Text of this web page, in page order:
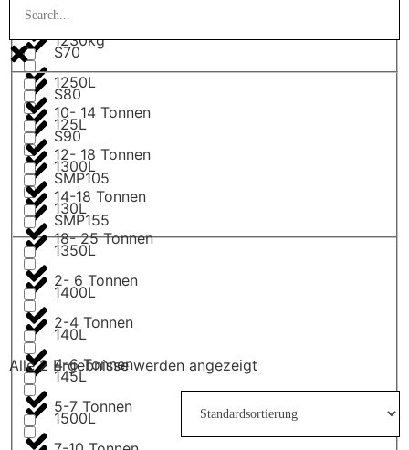
S60
S70
S80
S90
SMP105
SMP155
1230kg
1250L
125L
1300L
130L
1350L
1400L
140L
145L
1500L
10- 14 Tonnen
12- 18 Tonnen
14-18 Tonnen
18- 25 Tonnen
2- 6 Tonnen
2-4 Tonnen
4-6 Tonnen
5-7 Tonnen
Alle 2 Ergebnisse werden angezeigt